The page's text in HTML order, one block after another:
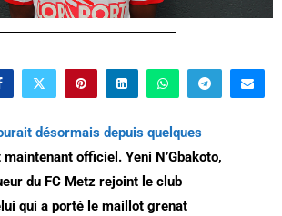
désormais depuis quelques
maintenant officiel. Yeni N’Gbakoto,
du FC Metz rejoint le club
qui a porté le maillot grenat